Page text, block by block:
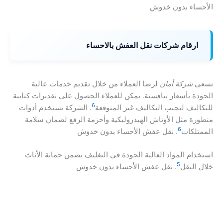
الأحساء بدون خدوش
ارقام شركات نقل العفش بالاحساء
تسعى شركة أمان لرضا العملاء من خلال تقديم خدمات عالية
الجودة بأسعار تنافسية. يمكن للعملاء الحصول على تقديرات كتابية
للتكاليف لتجنب التكاليف غير المتوقعة6. الشركة تستخدم أدوات
متطورة مثل الأوناش الهيدروليكية وأحزمة الرفع لضمان سلامة
الممتلكات6. نقل عفش الأحساء بدون خدوش
استخدام المواد العالية الجودة في التغليف يضمن حماية الأثاث
خلال النقل5. نقل عفش الأحساء بدون خدوش